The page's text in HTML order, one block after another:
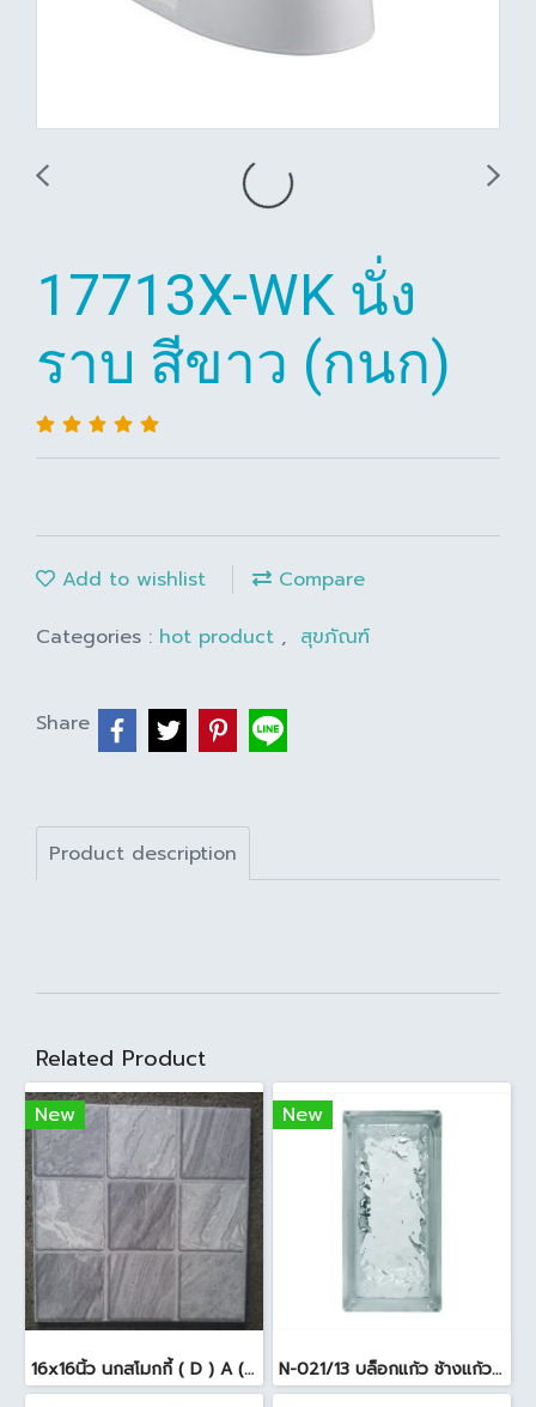
17713X-WK นั่ง
ราบ สีขาว (กนก)
Add to wishlist
Compare
Categories : hot product , สุขภัณฑ์
Share
Product description
Related Product
New
16x16นิ้ว นกสโมกกี้ ( D ) A (Pack6)
New
N-021/13 บล็อกแก้ว ช้างแก้ว WOW แก้วประดับฟ้า ( 24X11.5X8cm )